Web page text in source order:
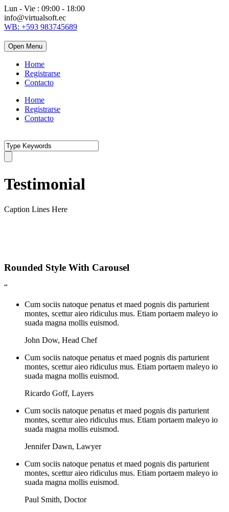
Lun - Vie : 09:00 - 18:00
info@virtualsoft.ec
WB: +593 983745689
Open Menu
Home
Registrarse
Contacto
Home
Registrarse
Contacto
Testimonial
Caption Lines Here
Rounded Style With Carousel
“
Cum sociis natoque penatus et maed pognis dis parturient
montes, scettur aieo ridiculus mus. Etiam portaem maleyo io
suada magna mollis euismod.
John Dow, Head Chef
Cum sociis natoque penatus et maed pognis dis parturient
montes, scettur aieo ridiculus mus. Etiam portaem maleyo io
suada magna mollis euismod.
Ricardo Goff, Layers
Cum sociis natoque penatus et maed pognis dis parturient
montes, scettur aieo ridiculus mus. Etiam portaem maleyo io
suada magna mollis euismod.
Jennifer Dawn, Lawyer
Cum sociis natoque penatus et maed pognis dis parturient
montes, scettur aieo ridiculus mus. Etiam portaem maleyo io
suada magna mollis euismod.
Paul Smith, Doctor